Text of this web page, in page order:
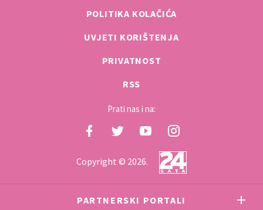
POLITIKA KOLAČIĆA
UVJETI KORIŠTENJA
PRIVATNOST
RSS
Prati nas i na:
Copyright © 2026.
PARTNERSKI PORTALI